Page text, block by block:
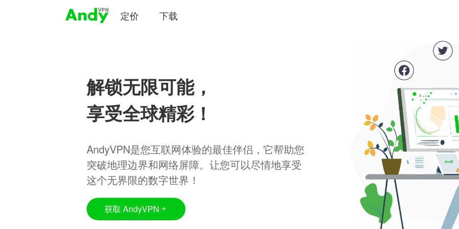
定价 下载
解锁无限可能，
享受全球精彩！
AndyVPN是您互联网体验的最佳伴侣，它帮助您
突破地理边界和网络屏障。让您可以尽情地享受
这个无界限的数字世界！
获取 AndyVPN